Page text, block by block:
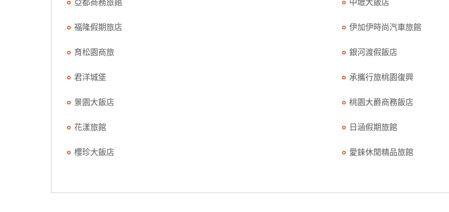
亞都商務旅館 中壢大飯店
福隆假期旅店 伊加伊時尚汽車旅館
育松園商旅 銀河渡假飯店
君洋城堡 承攜行旅桃園復興
景園大飯店 桃園大爵商務飯店
花漾旅館 日涵假期旅館
櫻珍大飯店 愛錸休閒精品旅館